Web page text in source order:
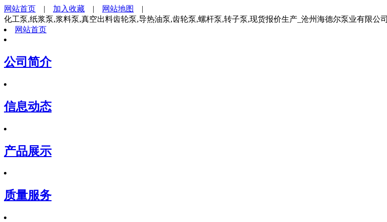
网站首页 | 加入收藏 | 网站地图
|
化工泵,纸浆泵,浆料泵,真空出料齿轮泵,导热油泵,齿轮泵,螺杆泵,转子泵,现货报价生产_沧州海德尔泵业有限公司
网站首页
公司简介
信息动态
产品展示
质量服务